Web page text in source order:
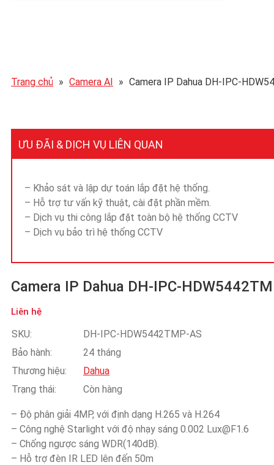
Trang chủ » Camera AI » Camera IP Dahua DH-IPC-
ƯU ĐÃI & DỊCH VỤ LIÊN QUAN
– Khảo sát và lập dự toán lắp đặt hệ thống.
– Hỗ trợ tư vấn kỹ thuật, cài đặt phần mềm.
– Dịch vụ thi công lắp đặt toàn bộ hệ thống CCTV
– Dịch vụ bảo trì hệ thống CCTV
Camera IP Dahua DH-IPC-
Liên hệ
SKU:
DH-IPC-HDW5442TMP-AS
Bảo hành:
24 tháng
Thương hiệu:
Dahua
Trạng thái:
Còn hàng
– Độ phân giải 4MP, với định dạng H.265 và H.264
– Công nghệ Starlight với độ nhạy sáng 0.002 Lux@F1.6
– Chống ngược sáng WDR(140dB).
– Hỗ trợ đèn IR LED lên đến 50m